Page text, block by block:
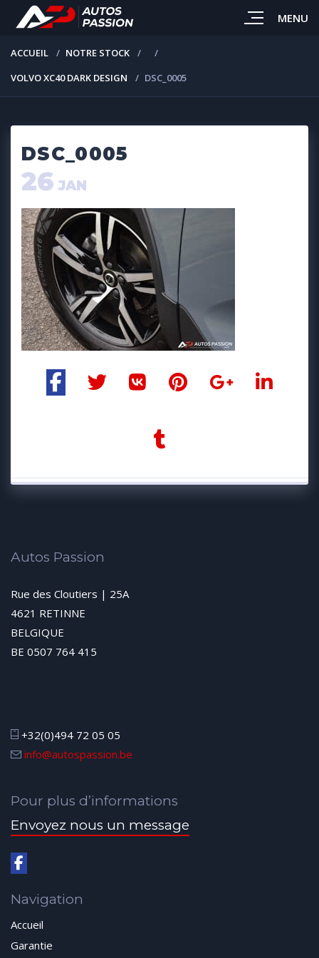
MENU
ACCUEIL
NOTRE STOCK
VOLVO XC40 DARK DESIGN
DSC_0005
DSC_0005
26 JAN
Autos Passion
Rue des Cloutiers | 25A
4621 RETINNE
BELGIQUE
BE 0507 764 415
+32(0)494 72 05 05
info@autospassion.be
Pour plus d’informations
Envoyez nous un message
Navigation
Accueil
Garantie